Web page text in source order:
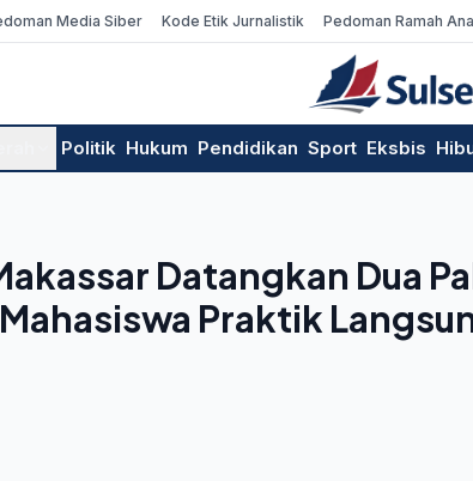
Media Siber Kode Etik Jurnalistik Pedoman Ramah
Politik Hukum Pendidikan Sport Eksbis
Datangkan Dua
Praktik